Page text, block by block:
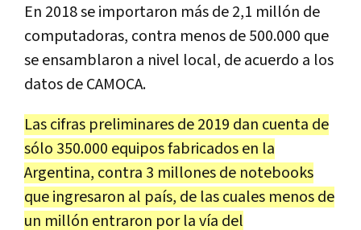
En 2018 se importaron más de 2,1 millón de
computadoras, contra menos de 500.000 que
se ensamblaron a nivel local, de acuerdo a los
datos de CAMOCA.
Las cifras preliminares de 2019 dan cuenta de
sólo 350.000 equipos fabricados en la
Argentina, contra 3 millones de notebooks
que ingresaron al país, de las cuales menos de
un millón entraron por la vía del